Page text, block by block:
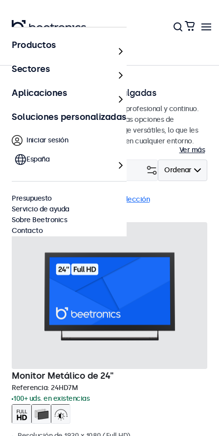
Página principal
Monitores RCA de 7 a 32 pulgadas
Monitores RCA diseñados para uso profesional y continuo.
Estos monitores RCA ofrecen amplias opciones de
configuración y opciones de montaje versátiles, lo que les
permite integrarse perfectamente en cualquier entorno.
Ver más
Ordenar
RCA Monitores 24" Eliminar selección
Monitor Metálico de 24"
Referencia: 24HD7M
100+ uds. en existencias
Productos
Sectores
Aplicaciones
Soluciones personalizadas
Iniciar sesión
España
Presupuesto
Servicio de ayuda
Sobre Beetronics
Contacto